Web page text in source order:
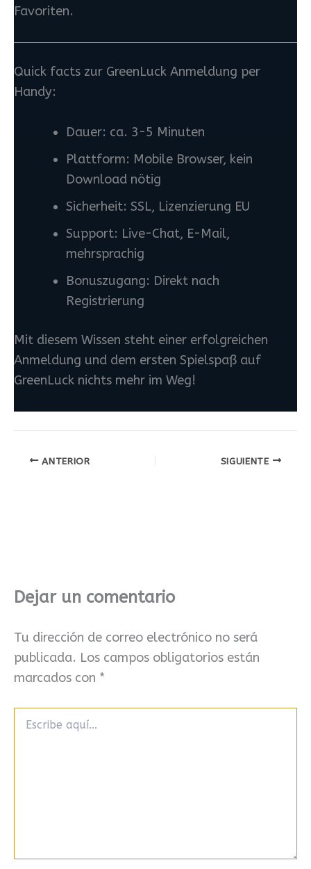
Favoriten.
Quick facts zur GreenLuck Anmeldung per
Handy:
Dauer: ca. 3-5 Minuten
Plattform: Mobile Browser, kein
Download nötig
Sicherheit: SSL, Lizenzierung EU
Support: Live-Chat, E-Mail,
mehrsprachig
Bonuszugang: Direkt nach
Registrierung
Mit diesem Wissen steht einer erfolgreichen
Anmeldung und dem ersten Spielspaß auf
GreenLuck nichts mehr im Weg!
ANTERIOR SIGUIENTE
Dejar un comentario
Tu dirección de correo electrónico no será
publicada. Los campos obligatorios están
marcados con *
aquí...